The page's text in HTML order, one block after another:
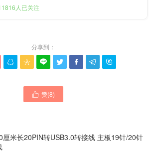
人已关注
分享到：
      
 赞(8)
米长20PIN转USB3.0转接线 主板19针/20针